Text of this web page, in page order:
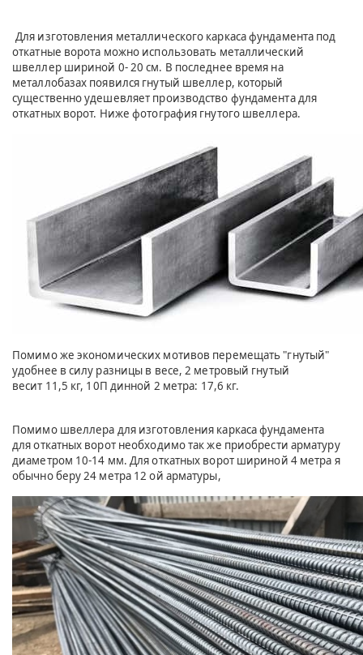
Для изготовления металлического каркаса фундамента под
откатные ворота можно использовать металлический
швеллер шириной 0- 20 см. В последнее время на
металлобазах появился гнутый швеллер, который
существенно удешевляет производство фундамента для
откатных ворот. Ниже фотография гнутого швеллера.
Помимо же экономических мотивов перемещать "гнутый"
удобнее в силу разницы в весе, 2 метровый гнутый
весит 11,5 кг, 10П динной 2 метра: 17,6 кг.
Помимо швеллера для изготовления каркаса фундамента
для откатных ворот необходимо так же приобрести арматуру
диаметром 10-14 мм. Для откатных ворот шириной 4 метра я
обычно беру 24 метра 12 ой арматуры,